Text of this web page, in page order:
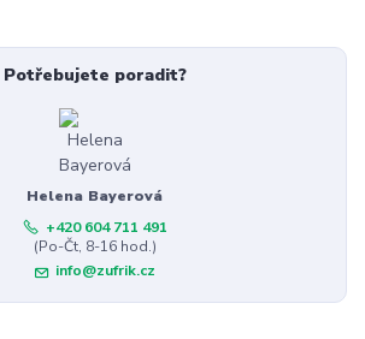
Potřebujete poradit?
Helena Bayerová
+420 604 711 491
(Po-Čt, 8-16 hod.)
info@zufrik.cz